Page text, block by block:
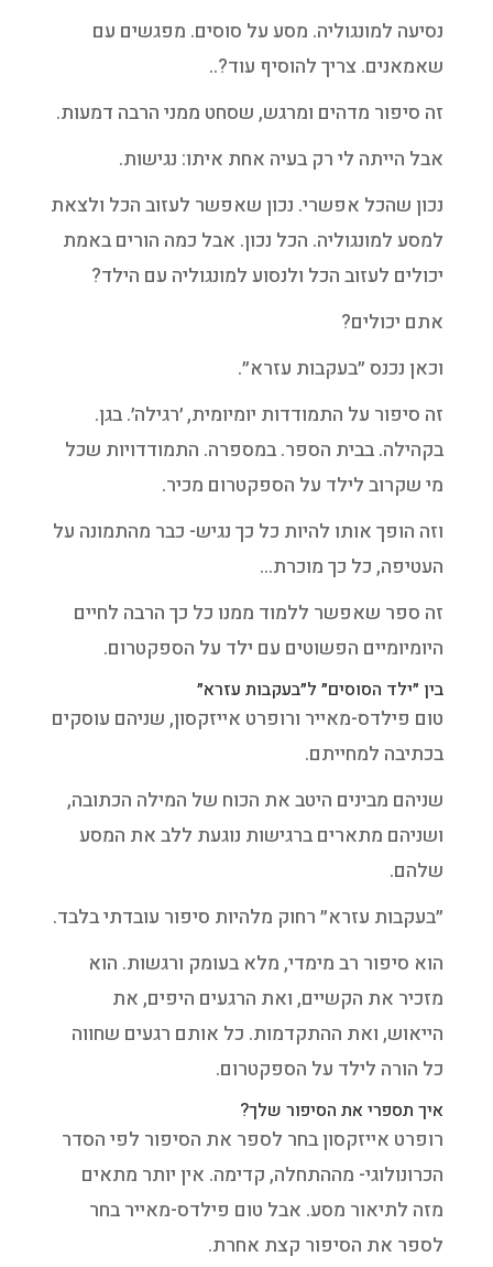
נסיעה למונגוליה. מסע על סוסים. מפגשים עם
שאמאנים. צריך להוסיף עוד?..
זה סיפור מדהים ומרגש, שסחט ממני הרבה דמעות.
אבל הייתה לי רק בעיה אחת איתו: נגישות.
נכון שהכל אפשרי. נכון שאפשר לעזוב הכל ולצאת
למסע למונגוליה. הכל נכון. אבל כמה הורים באמת
יכולים לעזוב הכל ולנסוע למונגוליה עם הילד?
אתם יכולים?
וכאן נכנס ״בעקבות עזרא״.
זה סיפור על התמודדות יומיומית, ׳רגילה׳. בגן.
בקהילה. בבית הספר. במספרה. התמודדויות שכל
מי שקרוב לילד על הספקטרום מכיר.
וזה הופך אותו להיות כל כך נגיש- כבר מהתמונה על
העטיפה, כל כך מוכרת…
זה ספר שאפשר ללמוד ממנו כל כך הרבה לחיים
היומיומיים הפשוטים עם ילד על הספקטרום.
בין ״ילד הסוסים״ ל״בעקבות עזרא״
טום פילדס-מאייר ורופרט אייזקסון, שניהם עוסקים
בכתיבה למחייתם.
שניהם מבינים היטב את הכוח של המילה הכתובה,
ושניהם מתארים ברגישות נוגעת ללב את המסע
שלהם.
״בעקבות עזרא״ רחוק מלהיות סיפור עובדתי בלבד.
הוא סיפור רב מימדי, מלא בעומק ורגשות. הוא
מזכיר את הקשיים, ואת הרגעים היפים, את
הייאוש, ואת ההתקדמות. כל אותם רגעים שחווה
כל הורה לילד על הספקטרום.
איך תספרי את הסיפור שלך?
רופרט אייזקסון בחר לספר את הסיפור לפי הסדר
הכרונולוגי- מההתחלה, קדימה. אין יותר מתאים
מזה לתיאור מסע. אבל טום פילדס-מאייר בחר
לספר את הסיפור קצת אחרת.